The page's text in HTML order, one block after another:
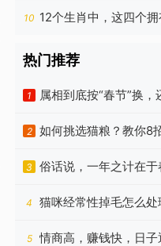
底数钱有增无减的生肖
10 12个生肖中，这四个
热门推荐
1 属相到底按“春节”换，
2
如何挑选猫粮？教你8
质猫粮！
3
俗话说，一年之计在于
朝气蓬勃、代表着希望
4
猫咪经常性掉毛怎么
看！
5
情商高，赚钱快，日子